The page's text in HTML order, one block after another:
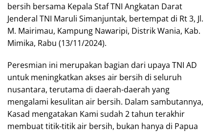
bersih bersama Kepala Staf TNI Angkatan Darat
Jenderal TNI Maruli Simanjuntak, bertempat di Rt 3, Jl.
M. Mairimau, Kampung Nawaripi, Distrik Wania, Kab.
Mimika, Rabu (13/11/2024).
Peresmian ini merupakan bagian dari upaya TNI AD
untuk meningkatkan akses air bersih di seluruh
nusantara, terutama di daerah-daerah yang
mengalami kesulitan air bersih. Dalam sambutannya,
Kasad mengatakan Kami sudah 2 tahun terakhir
membuat titik-titik air bersih, bukan hanya di Papua